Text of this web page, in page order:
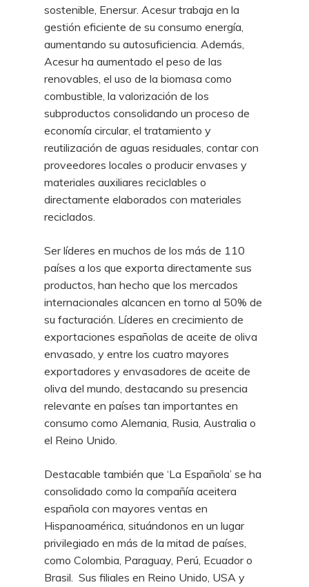
sostenible, Enersur. Acesur trabaja en la
gestión eficiente de su consumo energía,
aumentando su autosuficiencia. Además,
Acesur ha aumentado el peso de las
renovables, el uso de la biomasa como
combustible, la valorización de los
subproductos consolidando un proceso de
economía circular, el tratamiento y
reutilización de aguas residuales, contar con
proveedores locales o producir envases y
materiales auxiliares reciclables o
directamente elaborados con materiales
reciclados.
Ser líderes en muchos de los más de 110
países a los que exporta directamente sus
productos, han hecho que los mercados
internacionales alcancen en torno al 50% de
su facturación. Líderes en crecimiento de
exportaciones españolas de aceite de oliva
envasado, y entre los cuatro mayores
exportadores y envasadores de aceite de
oliva del mundo, destacando su presencia
relevante en países tan importantes en
consumo como Alemania, Rusia, Australia o
el Reino Unido.
Destacable también que ‘La Española’ se ha
consolidado como la compañía aceitera
española con mayores ventas en
Hispanoamérica, situándonos en un lugar
privilegiado en más de la mitad de países,
como Colombia, Paraguay, Perú, Ecuador o
Brasil. Sus filiales en Reino Unido, USA y